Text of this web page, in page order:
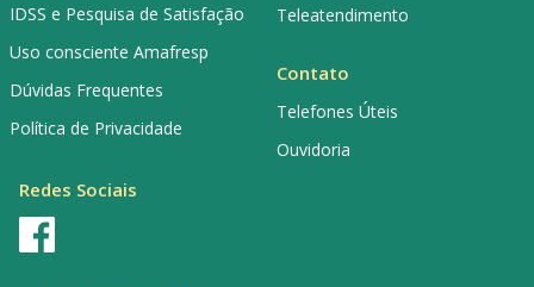
IDSS e Pesquisa de Satisfação
Uso consciente Amafresp
Dúvidas Frequentes
Política de Privacidade
Teleatendimento
Contato
Telefones Úteis
Ouvidoria
Redes Sociais